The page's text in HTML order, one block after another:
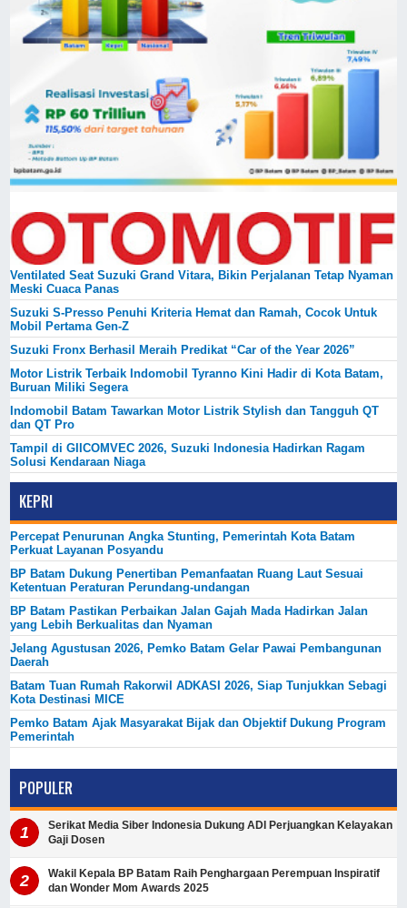
Ventilated Seat Suzuki Grand Vitara, Bikin Perjalanan Tetap Nyaman
Meski Cuaca Panas
Suzuki S-Presso Penuhi Kriteria Hemat dan Ramah, Cocok Untuk
Mobil Pertama Gen-Z
Suzuki Fronx Berhasil Meraih Predikat “Car of the Year 2026”
Motor Listrik Terbaik Indomobil Tyranno Kini Hadir di Kota Batam,
Buruan Miliki Segera
Indomobil Batam Tawarkan Motor Listrik Stylish dan Tangguh QT
dan QT Pro
Tampil di GIICOMVEC 2026, Suzuki Indonesia Hadirkan Ragam
Solusi Kendaraan Niaga
KEPRI
Percepat Penurunan Angka Stunting, Pemerintah Kota Batam
Perkuat Layanan Posyandu
BP Batam Dukung Penertiban Pemanfaatan Ruang Laut Sesuai
Ketentuan Peraturan Perundang-undangan
BP Batam Pastikan Perbaikan Jalan Gajah Mada Hadirkan Jalan
yang Lebih Berkualitas dan Nyaman
Jelang Agustusan 2026, Pemko Batam Gelar Pawai Pembangunan
Daerah
Batam Tuan Rumah Rakorwil ADKASI 2026, Siap Tunjukkan Sebagi
Kota Destinasi MICE
Pemko Batam Ajak Masyarakat Bijak dan Objektif Dukung Program
Pemerintah
POPULER
Serikat Media Siber Indonesia Dukung ADI Perjuangkan Kelayakan
Gaji Dosen
Wakil Kepala BP Batam Raih Penghargaan Perempuan Inspiratif
dan Wonder Mom Awards 2025